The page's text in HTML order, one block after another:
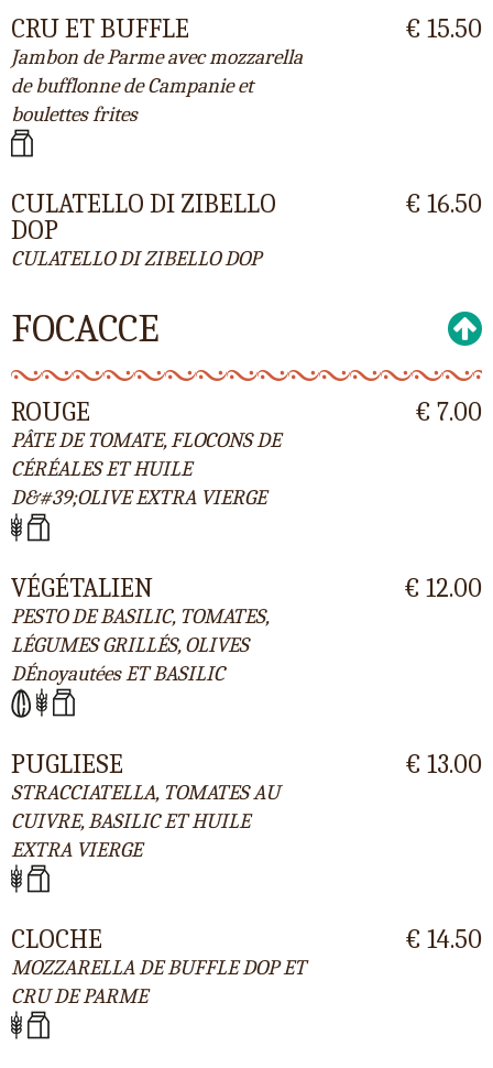
CRU ET BUFFLE
Jambon de Parme avec mozzarella
de bufflonne de Campanie et
boulettes frites
€ 15.50
CULATELLO DI ZIBELLO
DOP
CULATELLO DI ZIBELLO DOP
€ 16.50
FOCACCE
ROUGE
PÂTE DE TOMATE, FLOCONS DE
CÉRÉALES ET HUILE
D&#39;OLIVE EXTRA VIERGE
€ 7.00
VÉGÉTALIEN
PESTO DE BASILIC, TOMATES,
LÉGUMES GRILLÉS, OLIVES
DÉnoyautées ET BASILIC
€ 12.00
PUGLIESE
STRACCIATELLA, TOMATES AU
CUIVRE, BASILIC ET HUILE
EXTRA VIERGE
€ 13.00
CLOCHE
MOZZARELLA DE BUFFLE DOP ET
CRU DE PARME
€ 14.50